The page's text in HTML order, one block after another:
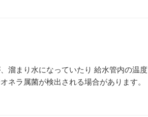
溜まり水になっていたり 給水管内の温度
ネラ属菌が検出される場合があります。